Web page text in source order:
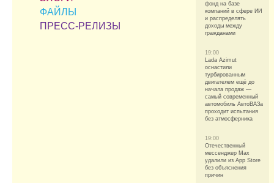
ФАЙЛЫ
ПРЕСС-РЕЛИЗЫ
фонд на базе
компаний в сфере ИИ
и распределять
доходы между
гражданами
19:00
Lada Azimut
оснастили
турбированным
двигателем ещё до
начала продаж —
самый современный
автомобиль АвтоВАЗа
проходит испытания
без атмосферника
19:00
Отечественный
мессенджер Max
удалили из App Store
без объяснения
причин